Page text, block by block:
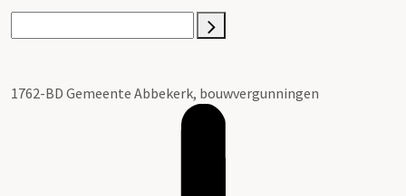
1762-BD Gemeente Abbekerk, bouwvergunningen